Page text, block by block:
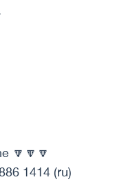
🔽🔽🔽
1414 (ru)